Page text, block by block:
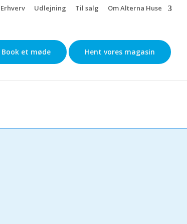
Erhverv Udlejning Til salg Om Alterna Huse
Book et møde Hent vores magasin